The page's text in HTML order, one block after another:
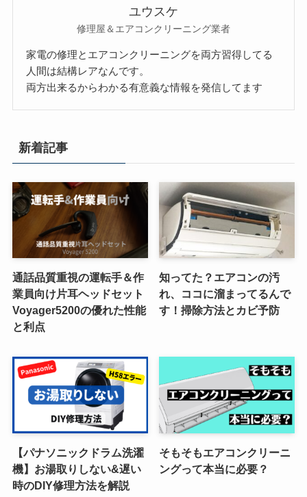
ユウスケ
修理屋＆エアコンクリーニング業者
家電の修理とエアコンクリーニングを両方習得してる
人間は結構レアなんです。
両方出来るからわかる有意義な情報を発信してます
新着記事
通話品質重視の運転手＆作
業員向け片耳ヘッドセット
Voyager5200の優れた性能
と利点
知ってた？エアコンの汚
れ、ココに溜まってるんで
す！掃除方法とカビ予防
【パナソニックドラム洗濯
機】お湯取りしない&遅い
時のDIY修理方法を解説
そもそもエアコンクリーニ
ングって本当に必要？